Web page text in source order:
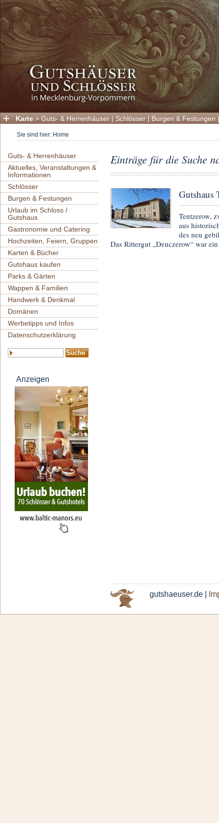
Karte > Guts- & Herrenhäuser | Schlösser | Burgen & Festungen
Sie sind hier: Home
Guts- & Herrenhäuser
Aktuelles, Veranstaltungen &
Informationen
Schlösser
Burgen & Festungen
Urlaub im Schloss /
Gutshaus
Gastronomie und Catering
Hochzeiten, Feiern, Gruppen
Karten & Bücher
Gutshaus kaufen
Parks & Gärten
Wappen & Familien
Handwerk & Denkmal
Domänen
Werbetipps und Infos
Datenschutzerklärung
Anzeigen
Einträge für die Suche
Gutshaus
Tentzerow,
aus
des neu
Das Rittergut „Denczerow“ war
gutshaeuser.de |